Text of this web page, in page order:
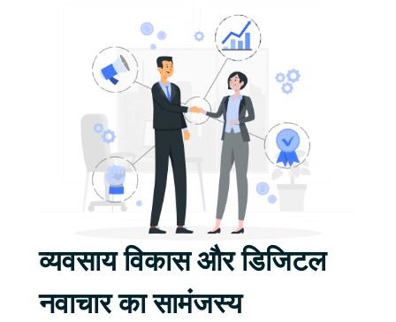
व्यवसाय विकास और डिजिटल
नवाचार का सामंजस्य